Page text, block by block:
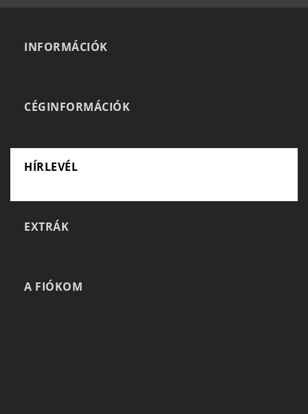
INFORMÁCIÓK
CÉGINFORMÁCIÓK
HÍRLEVÉL
EXTRÁK
A FIÓKOM